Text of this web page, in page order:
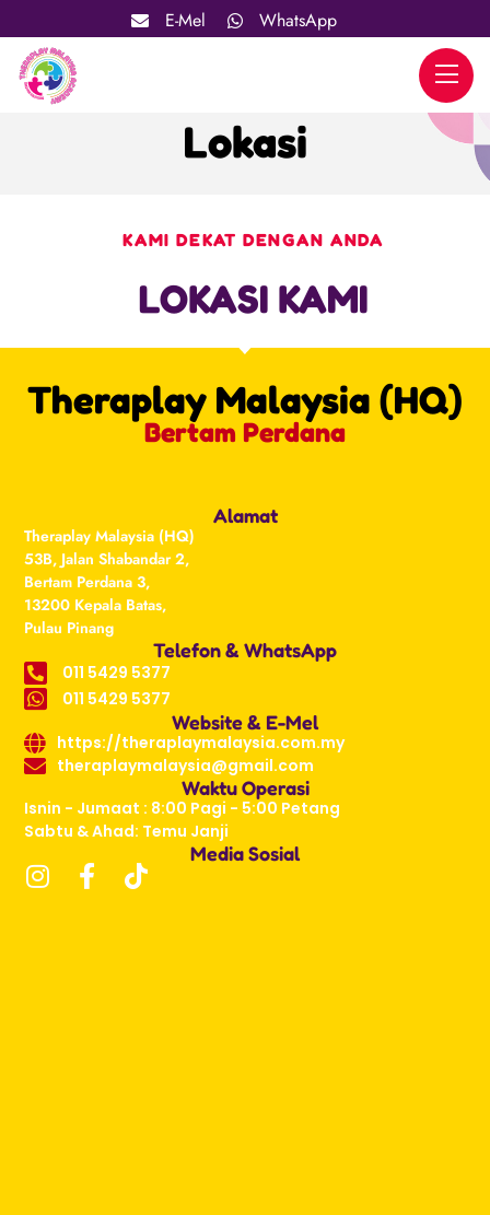
E-Mel WhatsApp
Lokasi
KAMI DEKAT DENGAN ANDA
LOKASI KAMI
Theraplay Malaysia (HQ)
Bertam Perdana
Alamat
Theraplay Malaysia (HQ)
53B, Jalan Shabandar 2,
Bertam Perdana 3,
13200 Kepala Batas,
Pulau Pinang
Telefon & WhatsApp
011 5429 5377
011 5429 5377
Website & E-Mel
https://theraplaymalaysia.com.my
theraplaymalaysia@gmail.com
Waktu Operasi
Isnin - Jumaat : 8:00 Pagi - 5:00 Petang
Sabtu & Ahad: Temu Janji
Media Sosial